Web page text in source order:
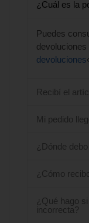
¿Cuál es la
Puedes
devoluciones
devoluciones
Recibí el
Mi pedido
¿Dónde
¿Cómo
¿Qué hago
incorrecta?